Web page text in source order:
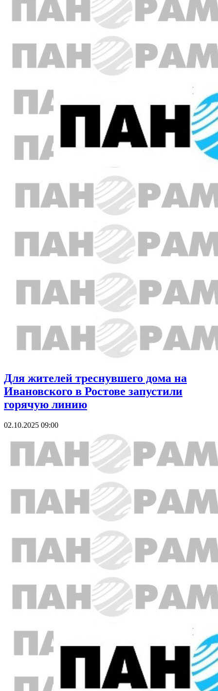
Для жителей треснувшего дома на
Ивановского в Ростове запустили
горячую линию
02.10.2025 09:00